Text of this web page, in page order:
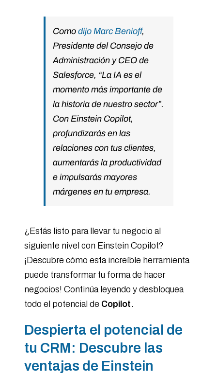
Como dijo Marc Benioff,
Presidente del Consejo de
Administración y CEO de
Salesforce, “La IA es el
momento más importante de
la historia de nuestro sector”.
Con Einstein Copilot,
profundizarás en las
relaciones con tus clientes,
aumentarás la productividad
e impulsarás mayores
márgenes en tu empresa.
¿Estás listo para llevar tu negocio al
siguiente nivel con Einstein Copilot?
¡Descubre cómo esta increíble herramienta
puede transformar tu forma de hacer
negocios! Continúa leyendo y desbloquea
todo el potencial de Copilot.
Despierta el potencial de
tu CRM: Descubre las
ventajas de Einstein